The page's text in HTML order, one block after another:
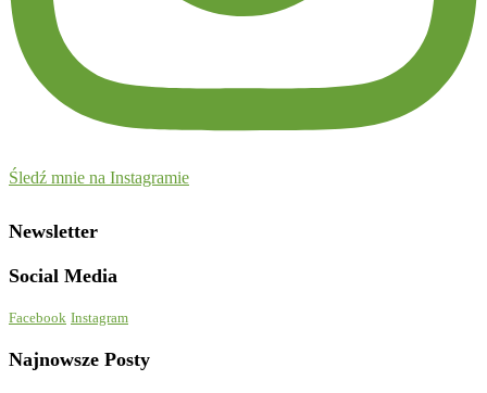
Śledź mnie na Instagramie
Newsletter
Social Media
Facebook Instagram
Najnowsze Posty